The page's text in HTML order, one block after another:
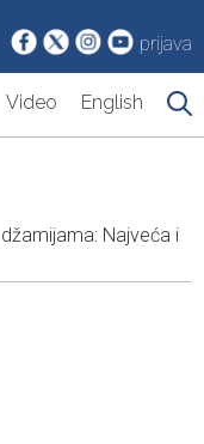
prijava
Video English
Najveća i